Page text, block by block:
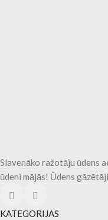
Slavenāko ražotāju ūdens
ūdeni mājās! Ūdens
KATEGORIJAS